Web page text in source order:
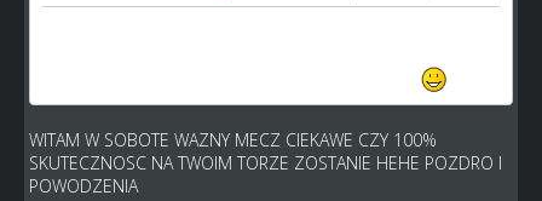
WITAM W SOBOTE WAZNY MECZ CIEKAWE CZY 100%
SKUTECZNOSC NA TWOIM TORZE ZOSTANIE HEHE POZDRO I
POWODZENIA